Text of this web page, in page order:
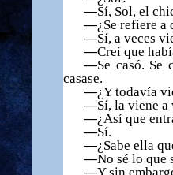
—Sí, Sol, el
—¿ Se refiere a
—Sí, a veces
—Creí que habí
—Se casó. Se
casase.
—¿Y todavía
—Sí, la viene
—¿ Así que
—Sí.
—¿ Sabe ella
—No sé lo que